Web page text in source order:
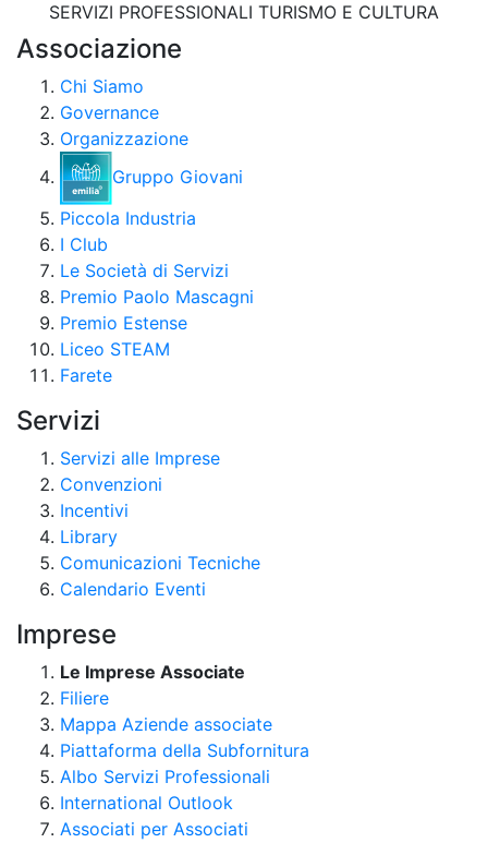
SERVIZI PROFESSIONALI TURISMO E CULTURA
Associazione
Chi Siamo
Governance
Organizzazione
Gruppo Giovani
Piccola Industria
I Club
Le Società di Servizi
Premio Paolo Mascagni
Premio Estense
Liceo STEAM
Farete
Servizi
Servizi alle Imprese
Convenzioni
Incentivi
Library
Comunicazioni Tecniche
Calendario Eventi
Imprese
Le Imprese Associate
Filiere
Mappa Aziende associate
Piattaforma della Subfornitura
Albo Servizi Professionali
International Outlook
Associati per Associati